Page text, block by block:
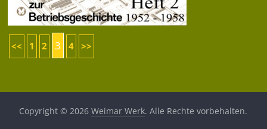
<< 1 2 3 4 >>
Copyright © 2026Weimar Werk. Alle Rechte vorbehalten.